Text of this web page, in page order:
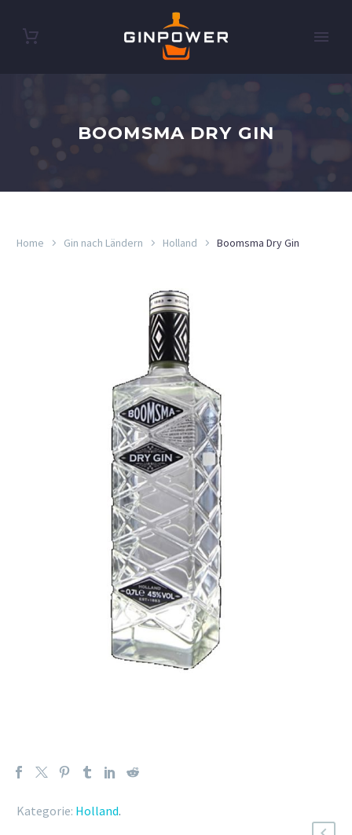
BOOMSMA DRY GIN
Home Gin nach Ländern Holland Boomsma Dry Gin
Kategorie: Holland.